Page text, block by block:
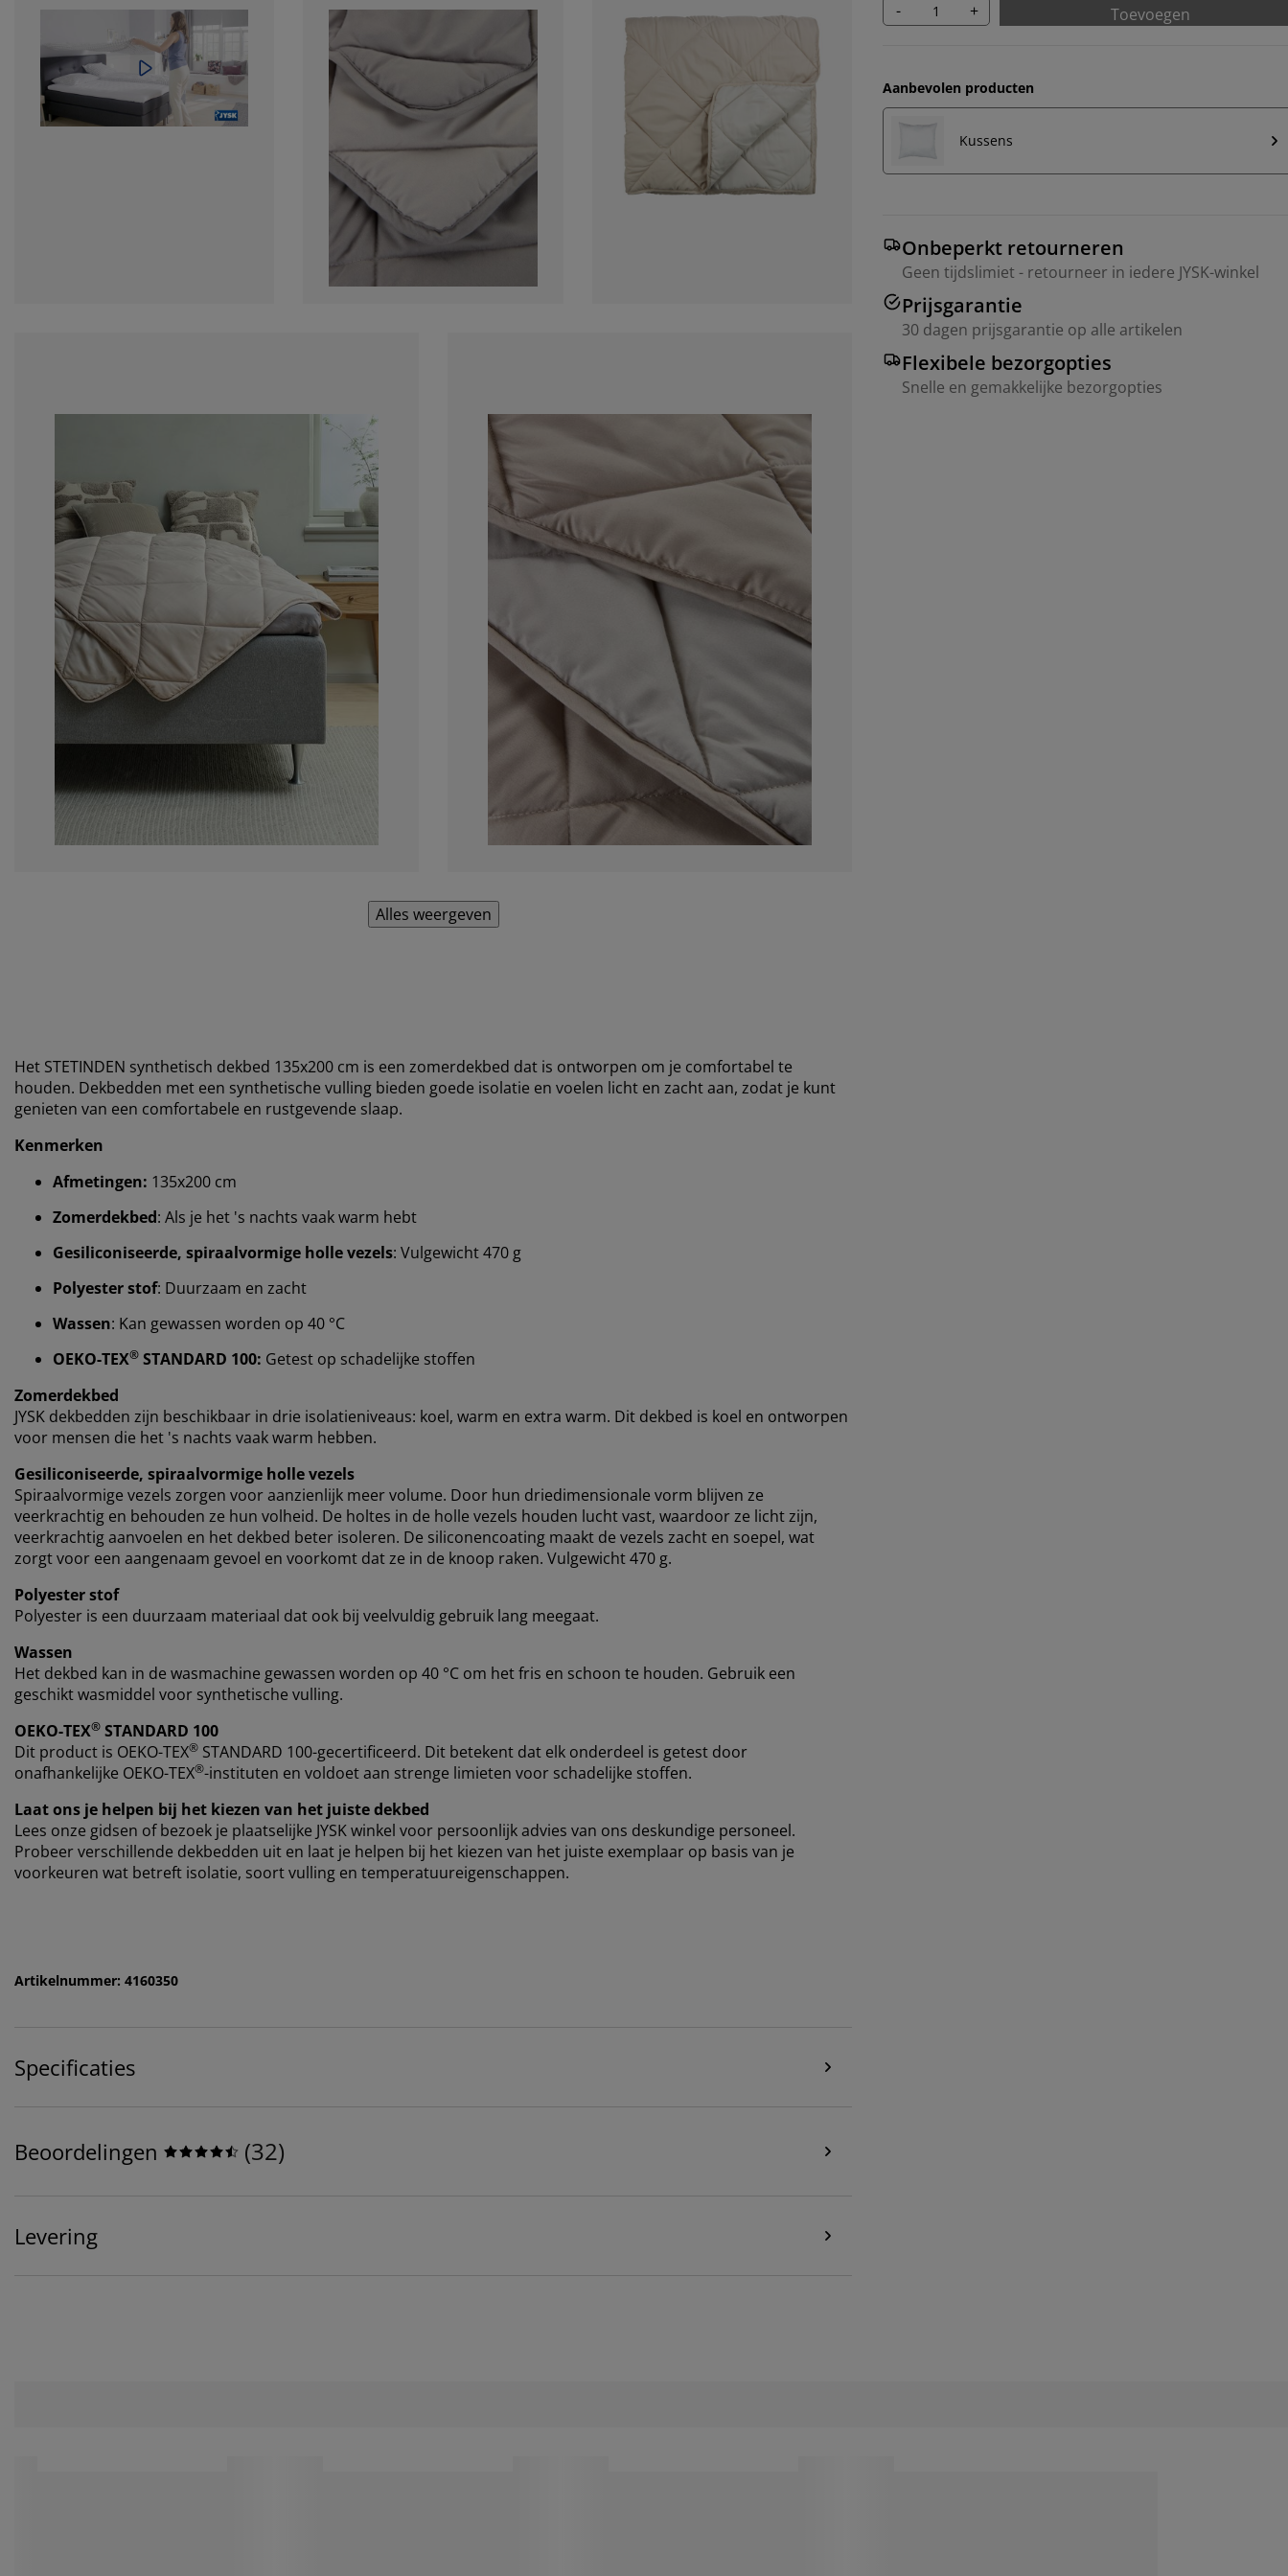
Alles weergeven
- + Toevoegen
Aanbevolen producten
Kussens
Onbeperkt retourneren
Geen tijdslimiet - retourneer in iedere JYSK-winkel
Prijsgarantie
30 dagen prijsgarantie op alle artikelen
Flexibele bezorgopties
Snelle en gemakkelijke bezorgopties
Het STETINDEN synthetisch dekbed 135x200 cm is een zomerdekbed dat is ontworpen om je comfortabel te
houden. Dekbedden met een synthetische vulling bieden goede isolatie en voelen licht en zacht aan, zodat je kunt
genieten van een comfortabele en rustgevende slaap.
Kenmerken
Afmetingen: 135x200 cm
Zomerdekbed: Als je het 's nachts vaak warm hebt
Gesiliconiseerde, spiraalvormige holle vezels: Vulgewicht 470 g
Polyester stof: Duurzaam en zacht
Wassen: Kan gewassen worden op 40 °C
OEKO-TEX® STANDARD 100: Getest op schadelijke stoffen
Zomerdekbed
JYSK dekbedden zijn beschikbaar in drie isolatieniveaus: koel, warm en extra warm. Dit dekbed is koel en ontworpen
voor mensen die het 's nachts vaak warm hebben.
Gesiliconiseerde, spiraalvormige holle vezels
Spiraalvormige vezels zorgen voor aanzienlijk meer volume. Door hun driedimensionale vorm blijven ze
veerkrachtig en behouden ze hun volheid. De holtes in de holle vezels houden lucht vast, waardoor ze licht zijn,
veerkrachtig aanvoelen en het dekbed beter isoleren. De siliconencoating maakt de vezels zacht en soepel, wat
zorgt voor een aangenaam gevoel en voorkomt dat ze in de knoop raken. Vulgewicht 470 g.
Polyester stof
Polyester is een duurzaam materiaal dat ook bij veelvuldig gebruik lang meegaat.
Wassen
Het dekbed kan in de wasmachine gewassen worden op 40 °C om het fris en schoon te houden. Gebruik een
geschikt wasmiddel voor synthetische vulling.
OEKO-TEX® STANDARD 100
Dit product is OEKO-TEX® STANDARD 100-gecertificeerd. Dit betekent dat elk onderdeel is getest door
onafhankelijke OEKO-TEX®-instituten en voldoet aan strenge limieten voor schadelijke stoffen.
Laat ons je helpen bij het kiezen van het juiste dekbed
Lees onze gidsen of bezoek je plaatselijke JYSK winkel voor persoonlijk advies van ons deskundige personeel.
Probeer verschillende dekbedden uit en laat je helpen bij het kiezen van het juiste exemplaar op basis van je
voorkeuren wat betreft isolatie, soort vulling en temperatuureigenschappen.
Artikelnummer: 4160350
Specificaties
Beoordelingen (32)
Levering